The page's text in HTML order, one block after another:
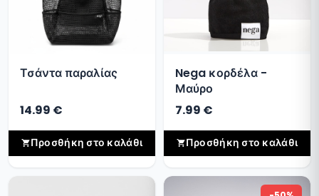
Τσάντα παραλίας
14.99 €
Προσθήκη στο καλάθι
Nega κορδέλα -
Μαύρο
7.99 €
Προσθήκη στο καλάθι